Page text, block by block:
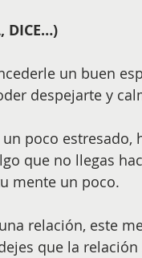
DICE…)
un buen
despejarte y
poco
que no llegas
mente un poco.
relación, este
que la